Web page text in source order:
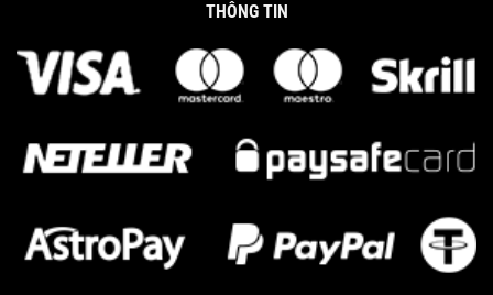
Cách Chọn Giống Gà Đá Hiệu Quả Nhất Năm 2025
THÔNG TIN